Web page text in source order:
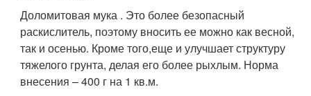
Доломитовая мука . Это более безопасный
раскислитель, поэтому вносить ее можно как весной,
так и осенью. Кроме того,еще и улучшает структуру
тяжелого грунта, делая его более рыхлым. Норма
внесения – 400 г на 1 кв.м.